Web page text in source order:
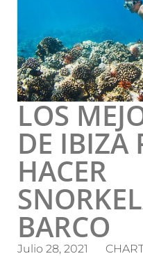
LOS
DE IBIZA
HACER
BARCO
Julio 28, 2021